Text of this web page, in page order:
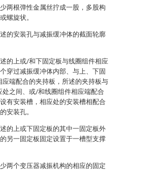
两根弹性金属丝拧成一股，多股构
螺旋状。
的安装孔与减振缓冲体的截面轮廓
的上或/和下固定板与线圈组件相应
穿过减振缓冲体内部、与上、下固
端配合的夹持板，所述的夹持板与
之间、或/和线圈组件相应端配合
有安装槽，相应处的安装槽相配合
安装孔。
的上或下固定板的其中一固定板外
另一固定板固定设置于一槽型支撑
两个变压器减振机构的相应的固定